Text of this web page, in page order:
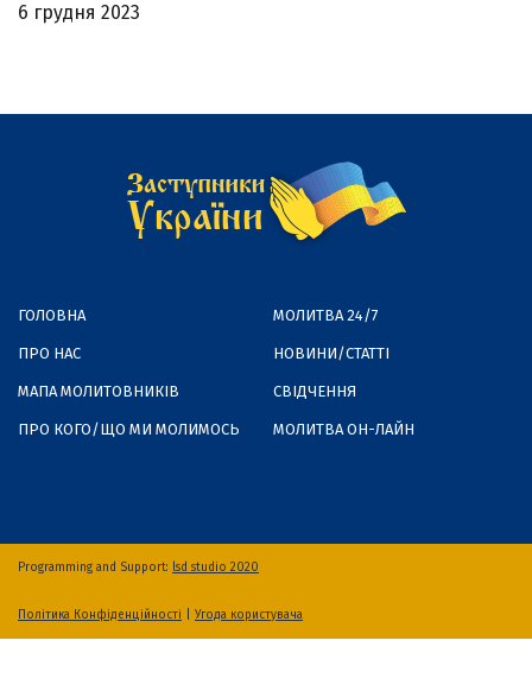
6 грудня 2023
ГОЛОВНА
ПРО НАС
МАПА МОЛИТОВНИКІВ
ПРО КОГО/ЩО МИ МОЛИМОСЬ
МОЛИТВА 24/7
НОВИНИ/СТАТТІ
СВІДЧЕННЯ
МОЛИТВА ОН-ЛАЙН
Programming and Support: lsd studio 2020
Політика Конфіденційності Угода користувача